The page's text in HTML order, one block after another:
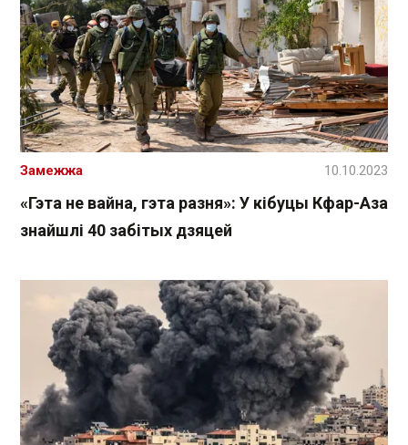
«Гэта не вайна, гэта разня»: У кібуцы Кфар-Аза
знайшлі 40 забітых дзяцей
Замежжа 10.10.2023